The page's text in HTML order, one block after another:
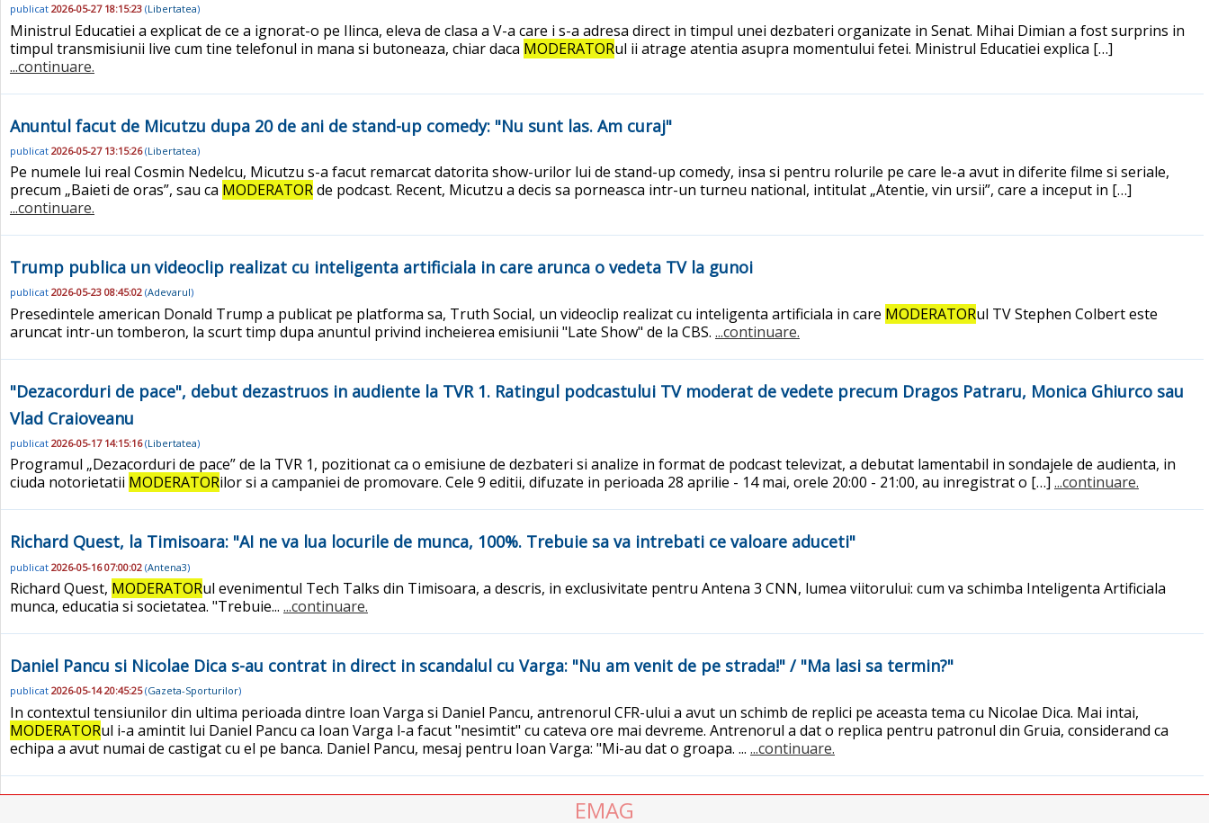
publicat 2026-05-27 18:15:23 (Libertatea)
Ministrul Educatiei a explicat de ce a ignorat-o pe Ilinca, eleva de clasa a V-a care i s-a adresa direct in timpul unei dezbateri organizate in Senat. Mihai Dimian a fost surprins in
timpul transmisiunii live cum tine telefonul in mana si butoneaza, chiar daca MODERATORul ii atrage atentia asupra momentului fetei. Ministrul Educatiei explica […]
...continuare.
Anuntul facut de Micutzu dupa 20 de ani de stand-up comedy: "Nu sunt las. Am curaj"
publicat 2026-05-27 13:15:26(Libertatea)
Pe numele lui real Cosmin Nedelcu, Micutzu s-a facut remarcat datorita show-urilor lui de stand-up comedy, insa si pentru rolurile pe care le-a avut in diferite filme si seriale,
precum „Baieti de oras”, sau ca MODERATORde podcast. Recent, Micutzu a decis sa porneasca intr-un turneu national, intitulat „Atentie, vin ursii”, care a inceput in […]
...continuare.
Trump publica un videoclip realizat cu inteligenta artificiala in care arunca o vedeta TV la gunoi
publicat 2026-05-23 08:45:02 (Adevarul)
Presedintele american Donald Trump a publicat pe platforma sa, Truth Social, un videoclip realizat cu inteligenta artificiala in care MODERATORul TV Stephen Colbert este
aruncat intr-un tomberon, la scurt timp dupa anuntul privind incheierea emisiunii "Late Show" de la CBS. ...continuare.
"Dezacorduri de pace", debut dezastruos in audiente la TVR 1. Ratingul podcastului TV moderat de vedete precum Dragos Patraru, Monica Ghiurco sau
Vlad Craioveanu
publicat 2026-05-17 14:15:16(Libertatea)
Programul „Dezacorduri de pace” de la TVR 1, pozitionat ca o emisiune de dezbateri si analize in format de podcast televizat, a debutat lamentabil in sondajele de audienta, in
ciuda notorietatii MODERATORilor si a campaniei de promovare. Cele 9 editii, difuzate in perioada 28 aprilie - 14 mai, orele 20:00 - 21:00, au inregistrat o […] ...continuare.
Richard Quest, la Timisoara: "AI ne va lua locurile de munca, 100%. Trebuie sa va intrebati ce valoare aduceti"
publicat 2026-05-16 07:00:02 (Antena3)
Richard Quest, MODERATORul evenimentul Tech Talks din Timisoara, a descris, in exclusivitate pentru Antena 3 CNN, lumea viitorului: cum va schimba Inteligenta Artificiala
munca, educatia si societatea. "Trebuie... ...continuare.
Daniel Pancu si Nicolae Dica s-au contrat in direct in scandalul cu Varga: "Nu am venit de pe strada!" / "Ma lasi sa termin?"
publicat 2026-05-14 20:45:25(Gazeta-Sporturilor)
In contextul tensiunilor din ultima perioada dintre Ioan Varga si Daniel Pancu, antrenorul CFR-ului a avut un schimb de replici pe aceasta tema cu Nicolae Dica. Mai intai,
MODERATORul i-a amintit lui Daniel Pancu ca Ioan Varga l-a facut "nesimtit" cu cateva ore mai devreme. Antrenorul a dat o replica pentru patronul din Gruia, considerand ca
echipa a avut numai de castigat cu el pe banca. Daniel Pancu, mesaj pentru Ioan Varga: "Mi-au dat o groapa. ... ...continuare.
EMAG